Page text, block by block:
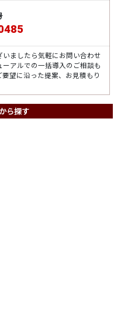
ましたら気軽にお問い合わせ
アルでの一括導入のご相談も
望に沿った提案、お見積もり
ら探す